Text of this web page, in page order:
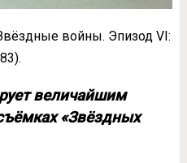
войны. Эпизод VI:
величайшим
«Звёздных